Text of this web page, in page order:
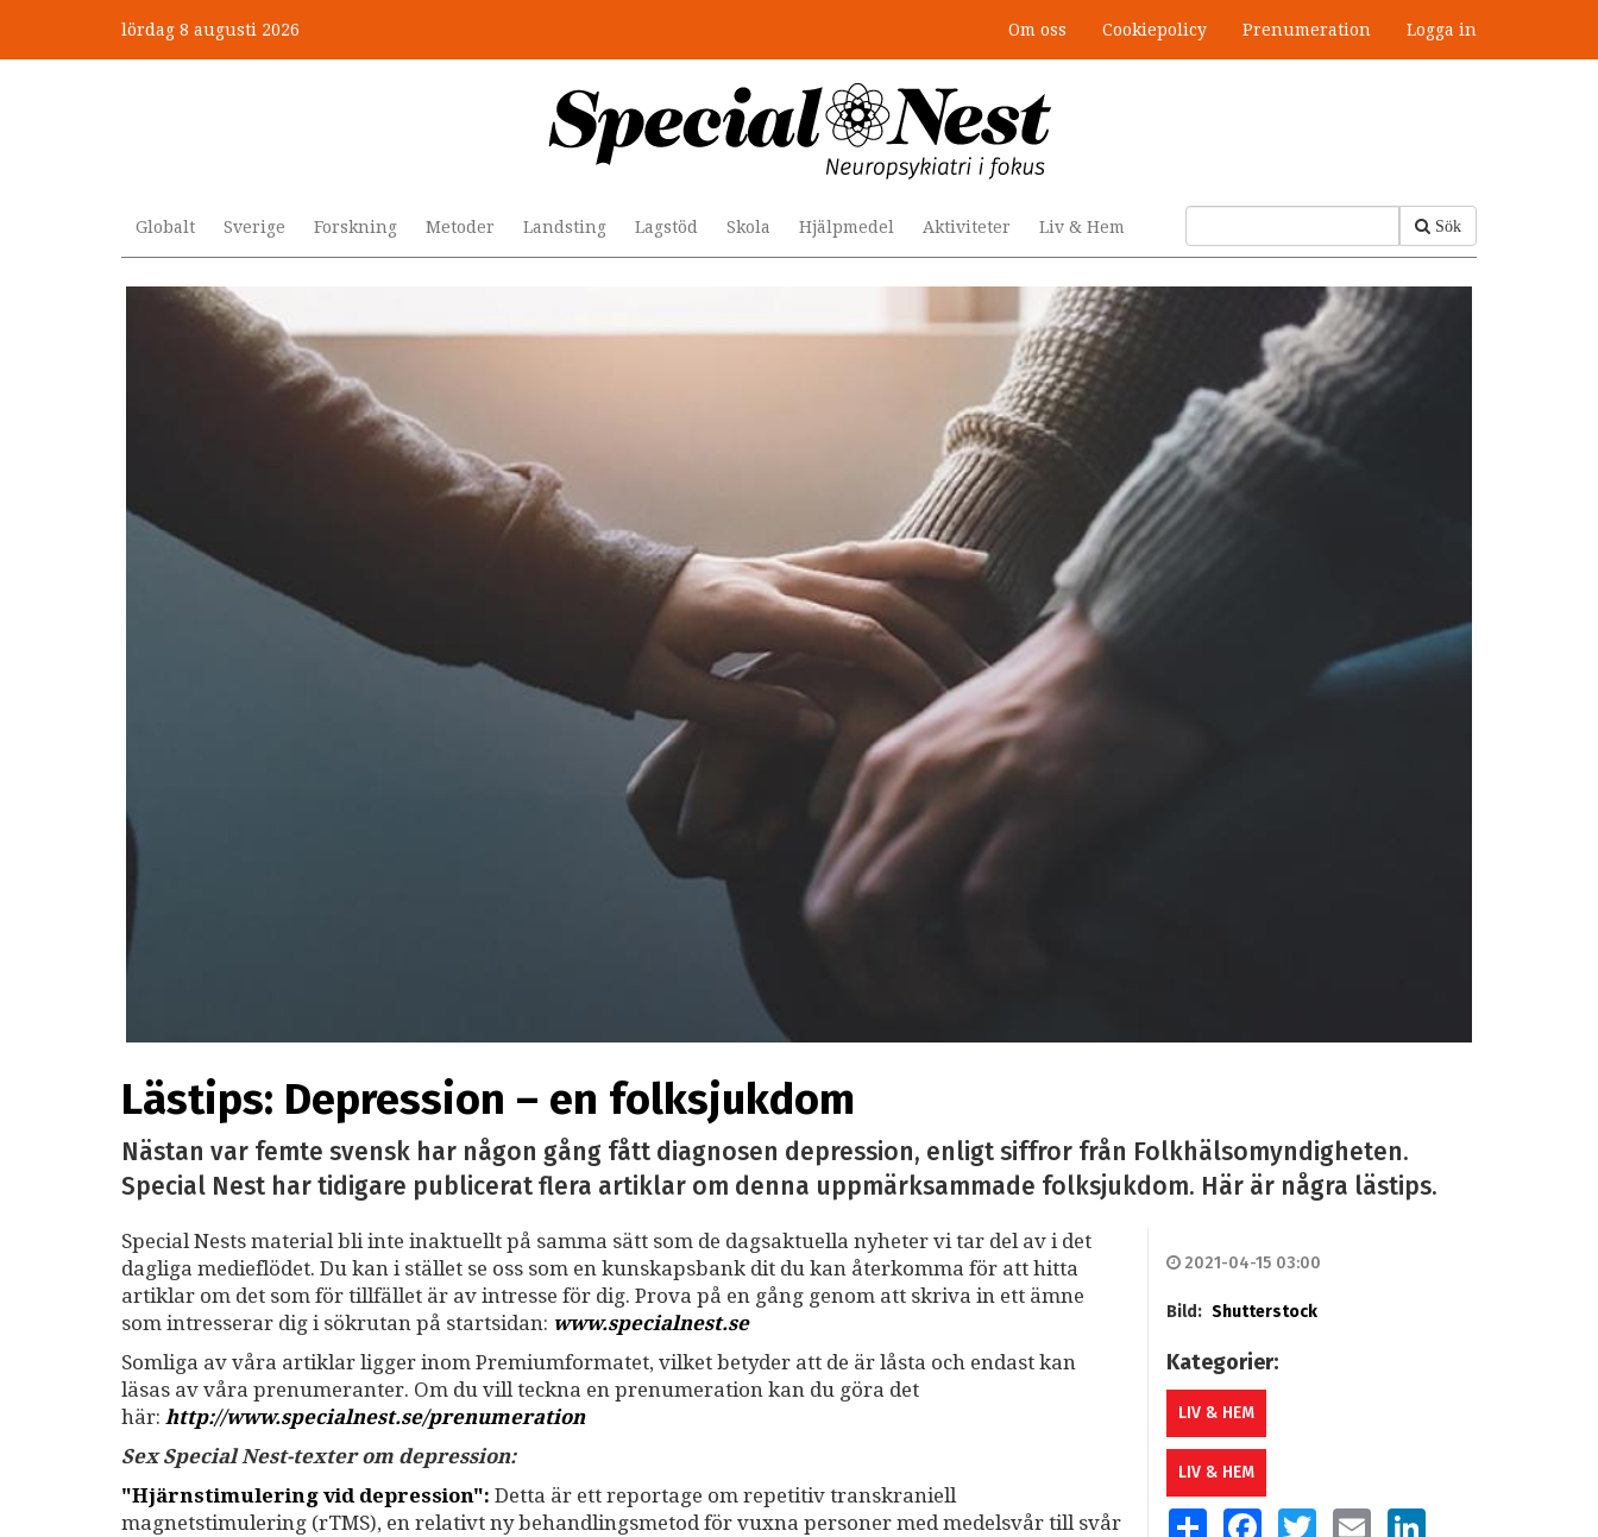
huvudinnehåll
lördag 8 augusti 2026 Om oss Cookiepolicy Prenumeration Logga in
Sök
Globalt Sverige Forskning Metoder Landsting Lagstöd Skola Hjälpmedel Aktiviteter Liv & Hem
Lästips: Depression – en folksjukdom
Nästan var femte svensk har någon gång fått diagnosen depression, enligt siffror från Folkhälsomyndigheten.
Special Nest har tidigare publicerat flera artiklar om denna uppmärksammade folksjukdom. Här är några lästips.
Special Nests material bli inte inaktuellt på samma sätt som de dagsaktuella nyheter vi tar del av i det
dagliga medieflödet. Du kan i stället se oss som en kunskapsbank dit du kan återkomma för att hitta
artiklar om det som för tillfället är av intresse för dig. Prova på en gång genom att skriva in ett ämne
som intresserar dig i sökrutan på startsidan: www.specialnest.se
Somliga av våra artiklar ligger inom Premiumformatet, vilket betyder att de är låsta och endast kan
läsas av våra prenumeranter. Om du vill teckna en prenumeration kan du göra det
här: http://www.specialnest.se/prenumeration
Sex Special Nest-texter om depression:
"Hjärnstimulering vid depression": Detta är ett reportage om repetitiv transkraniell
magnetstimulering (rTMS), en relativt ny behandlingsmetod för vuxna personer med medelsvår till svår
2021-04-15 03:00
Bild: Shutterstock
Kategorier:
LIV & HEM
LIV & HEM
SHARE FACEBOOKTWITTEREMAIL LINKEDIN
”Jobbet gick bra – just därför togs stödet bort”